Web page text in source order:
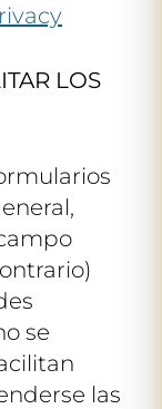
LOS
se
las